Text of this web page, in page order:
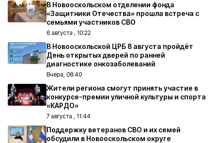
В Новооскольском отделении фонда
«Защитники Отечества» прошла встреча с
семьями участников СВО
6 августа , 10:22
В Новооскольской ЦРБ 8 августа пройдёт
День открытых дверей по ранней
диагностике онкозаболеваний
Вчера, 08:40
Жители региона смогут принять участие в
конкурсе-премии уличной культуры и спорта
«КАРДО»
7 августа , 11:44
Поддержку ветеранов СВО и их семей
обсудили в Новооскольском округе